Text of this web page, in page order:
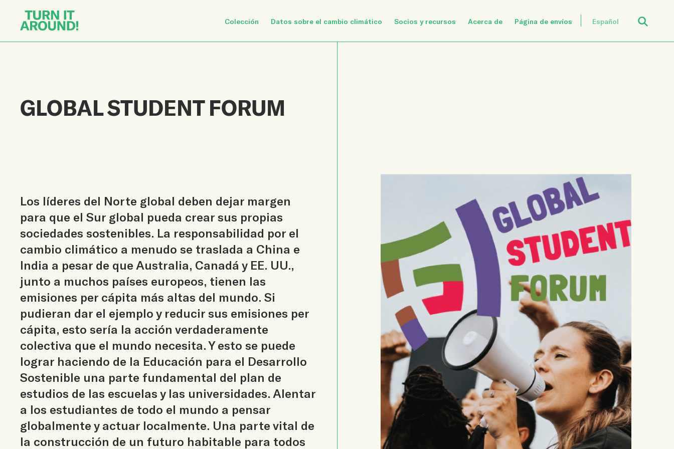
Colección Datos sobre el cambio climático Socios y recursos Acerca de Página de envíos Español
GLOBAL STUDENT FORUM
Los líderes del Norte global deben dejar margen
para que el Sur global pueda crear sus propias
sociedades sostenibles. La responsabilidad por el
cambio climático a menudo se traslada a China e
India a pesar de que Australia, Canadá y EE. UU.,
junto a muchos países europeos, tienen las
emisiones per cápita más altas del mundo. Si
pudieran dar el ejemplo y reducir sus emisiones per
cápita, esto sería la acción verdaderamente
colectiva que el mundo necesita. Y esto se puede
lograr haciendo de la Educación para el Desarrollo
Sostenible una parte fundamental del plan de
estudios de las escuelas y las universidades. Alentar
a los estudiantes de todo el mundo a pensar
globalmente y actuar localmente. Una parte vital de
la construcción de un futuro habitable para todos